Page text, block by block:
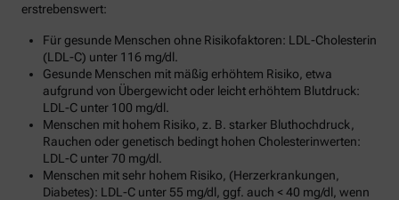
erstrebenswert:
Für gesunde Menschen ohne Risikofaktoren: LDL-Cholesterin
(LDL-C) unter 116 mg/dl.
Gesunde Menschen mit mäßig erhöhtem Risiko, etwa
aufgrund von Übergewicht oder leicht erhöhtem Blutdruck:
LDL-C unter 100 mg/dl.
Menschen mit hohem Risiko, z. B. starker Bluthochdruck,
Rauchen oder genetisch bedingt hohen Cholesterinwerten:
LDL-C unter 70 mg/dl.
Menschen mit sehr hohem Risiko, (Herzerkrankungen,
Diabetes): LDL-C unter 55 mg/dl, ggf. auch < 40 mg/dl, wenn